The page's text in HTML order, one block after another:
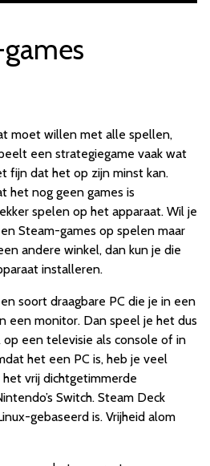
moet willen met alle spellen,
een strategiegame vaak wat
fijn dat het op zijn minst kan.
het nog geen games is
spelen op het apparaat. Wil je
Steam-games op spelen maar
andere winkel, dan kun je die
installeren.
soort draagbare PC die je in een
een monitor. Dan speel je het dus
een televisie als console of in
het een PC is, heb je veel
vrij dichtgetimmerde
Switch. Steam Deck
gebaseerd is. Vrijheid alom